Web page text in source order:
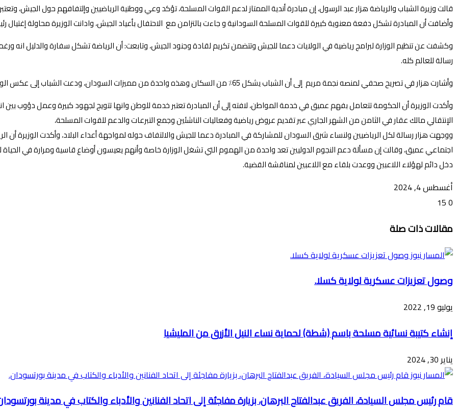
قالت وزيرة الشباب والرياضة هزار عبد الرسول، إن مبادرة أندية الممتاز لدعم القوات المسلحة، تؤكد وعي ووطنية الرياضيين وإلتفافهم حول الجيش،
وأضافت أن المبادرة تشكل دفعة معنوية كبيرة للقوات المسلحة السودانية و جاءت بالتزامن مع الاحتفال بأعياد الجيش، وادانت الوزيرة محاولة
وكشفت عن تنظيم الوزارة لبرامج رياضية في الولايات دعما للجيش وتتضمن تكريم لقادة وجنود الجيش، وتابعت: أن الرياضة تشكل سفارة والدليل انه
رسالة للعالم كله.
وأشارت هزار في تصريح صحفي لمنصه نجمة مريم إلى أن الشباب يشكل 65٪ من السكان وهذه واحدة من مميزات السودان، ودعت الشباب إلى عكس الواقع لكل العالم وقدرة شباب السودان للالتفاف حول جيش البلاد.
وأكدت الوزيرة أن الحكومة تتعامل بفهم عميق في خدمة المواطن، لافته إلى أن المبادرة تعتبر خدمة للوطن وانها تتويج لجهود كبيرة وعمل دؤوب بين
الإنتقالي مالك عقار في الثامن من الشهر الجاري عبر تقديم عروض رياضية وفعاليات الناشئين وجمع التبرعات والدعم للقوات المسلحة،
ووجهت هزار رسالة لكل الرياضيين ولنساء شرق السودان للمشاركة في المبادرة دعما للجيش والالتفاف حوله لمواجهة أعداء البلاد، وأكدت الوزيرة أن
اجتماعي عميق، وقالت إن مسألة دعم النجوم الدوليين تعد واحدة من الهموم التي تشغل الوزارة خاصة وأنهم يعيسون أوضاع قاسية ومرارة في
دخل دائم لهؤلاء اللاعبين ووعدت بلقاء مع اللاعبين لمناقشة القضية.
أغسطس 4, 2024
0
عبر
البريد
مقالات ذات صلة
وصول تعزيزات عسكرية لولاية كسلا.
يوليو 19, 2022
إنشاء كتيبة نسائية مسلحة باسم (شطة) لحماية نساء النيل الأزرق من المليشيا
يناير 30, 2024
قام رئيس مجلس السيادة، الفريق عبدالفتاح البرهان، بزيارة مفاجئة إلى اتحاد الفنانين والأدباء والكتاب في مدينة